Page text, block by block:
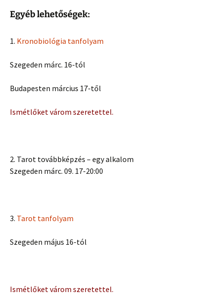
Egyéb lehetőségek:
1. Kronobiológia tanfolyam
Szegeden márc. 16-tól
Budapesten március 17-től
Ismétlőket várom szeretettel.
2. Tarot továbbképzés – egy alkalom
Szegeden márc. 09. 17-20:00
3. Tarot tanfolyam
Szegeden május 16-tól
Ismétlőket várom szeretettel.